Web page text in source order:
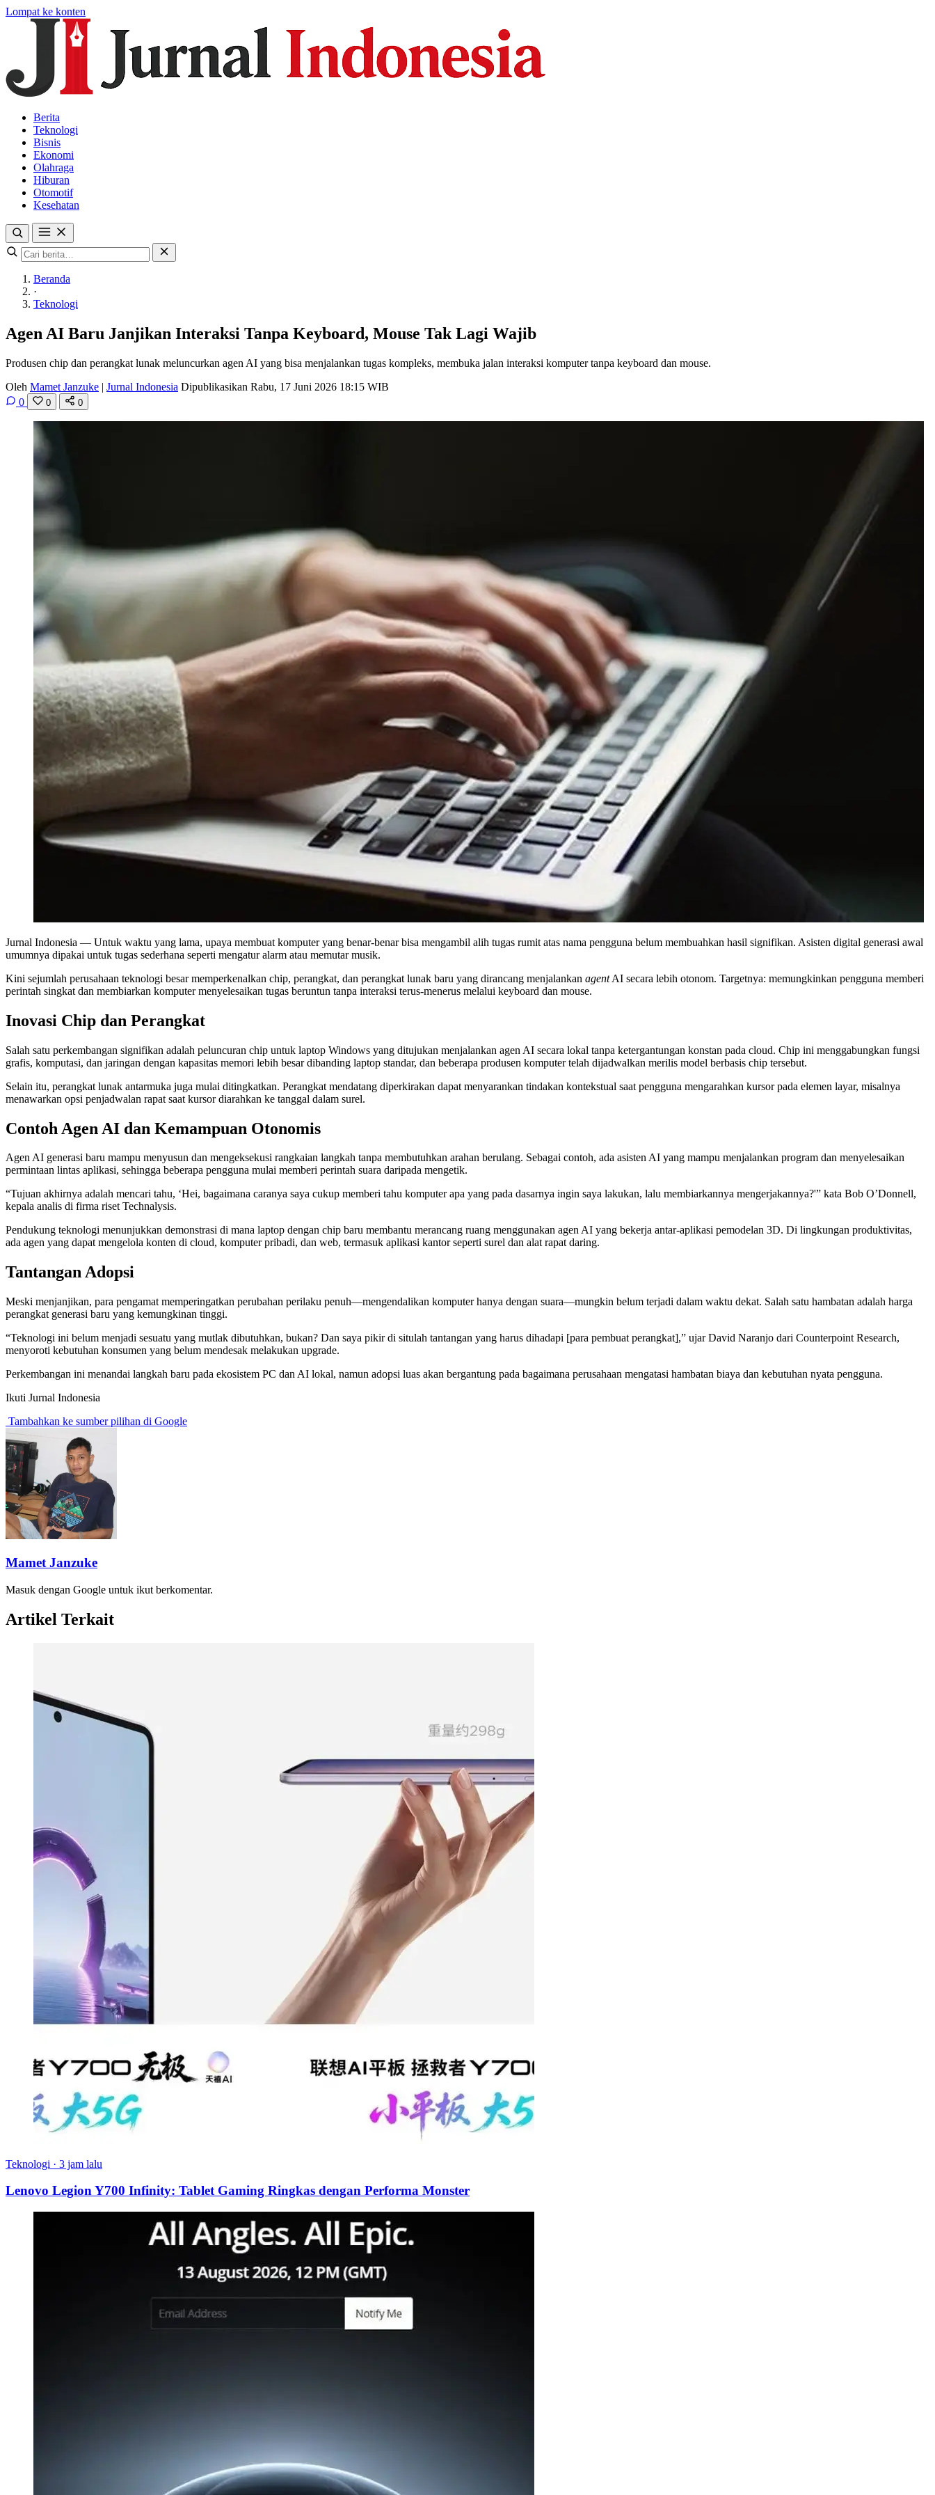
Lompat ke konten
Berita
Teknologi
Bisnis
Ekonomi
Olahraga
Hiburan
Otomotif
Kesehatan
Beranda
·
Teknologi
Agen AI Baru Janjikan Interaksi Tanpa Keyboard, Mouse Tak Lagi Wajib
Produsen chip dan perangkat lunak meluncurkan agen AI yang bisa menjalankan tugas kompleks, membuka jalan interaksi komputer tanpa keyboard dan mouse.
Oleh Mamet Janzuke | Jurnal Indonesia Dipublikasikan Rabu, 17 Juni 2026 18:15 WIB
0
0 0
Jurnal Indonesia — Untuk waktu yang lama, upaya membuat komputer yang benar-benar bisa mengambil alih tugas rumit atas nama pengguna belum membuahkan hasil signifikan. Asisten digital generasi awal
umumnya dipakai untuk tugas sederhana seperti mengatur alarm atau memutar musik.
Kini sejumlah perusahaan teknologi besar memperkenalkan chip, perangkat, dan perangkat lunak baru yang dirancang menjalankan agentAI secara lebih otonom. Targetnya: memungkinkan pengguna memberi
perintah singkat dan membiarkan komputer menyelesaikan tugas beruntun tanpa interaksi terus-menerus melalui keyboard dan mouse.
Inovasi Chip dan Perangkat
Salah satu perkembangan signifikan adalah peluncuran chip untuk laptop Windows yang ditujukan menjalankan agen AI secara lokal tanpa ketergantungan konstan pada cloud. Chip ini menggabungkan fungsi
grafis, komputasi, dan jaringan dengan kapasitas memori lebih besar dibanding laptop standar, dan beberapa produsen komputer telah dijadwalkan merilis model berbasis chip tersebut.
Selain itu, perangkat lunak antarmuka juga mulai ditingkatkan. Perangkat mendatang diperkirakan dapat menyarankan tindakan kontekstual saat pengguna mengarahkan kursor pada elemen layar, misalnya
menawarkan opsi penjadwalan rapat saat kursor diarahkan ke tanggal dalam surel.
Contoh Agen AI dan Kemampuan Otonomis
Agen AI generasi baru mampu menyusun dan mengeksekusi rangkaian langkah tanpa membutuhkan arahan berulang. Sebagai contoh, ada asisten AI yang mampu menjalankan program dan menyelesaikan
permintaan lintas aplikasi, sehingga beberapa pengguna mulai memberi perintah suara daripada mengetik.
“Tujuan akhirnya adalah mencari tahu, ‘Hei, bagaimana caranya saya cukup memberi tahu komputer apa yang pada dasarnya ingin saya lakukan, lalu membiarkannya mengerjakannya?'” kata Bob O’Donnell,
kepala analis di firma riset Technalysis.
Pendukung teknologi menunjukkan demonstrasi di mana laptop dengan chip baru membantu merancang ruang menggunakan agen AI yang bekerja antar-aplikasi pemodelan 3D. Di lingkungan produktivitas,
ada agen yang dapat mengelola konten di cloud, komputer pribadi, dan web, termasuk aplikasi kantor seperti surel dan alat rapat daring.
Tantangan Adopsi
Meski menjanjikan, para pengamat memperingatkan perubahan perilaku penuh—mengendalikan komputer hanya dengan suara—mungkin belum terjadi dalam waktu dekat. Salah satu hambatan adalah harga
perangkat generasi baru yang kemungkinan tinggi.
“Teknologi ini belum menjadi sesuatu yang mutlak dibutuhkan, bukan? Dan saya pikir di situlah tantangan yang harus dihadapi [para pembuat perangkat],” ujar David Naranjo dari Counterpoint Research,
menyoroti kebutuhan konsumen yang belum mendesak melakukan upgrade.
Perkembangan ini menandai langkah baru pada ekosistem PC dan AI lokal, namun adopsi luas akan bergantung pada bagaimana perusahaan mengatasi hambatan biaya dan kebutuhan nyata pengguna.
Ikuti Jurnal Indonesia
Tambahkan ke sumber pilihan di Google
Mamet Janzuke
Masuk dengan Google untuk ikut berkomentar.
Artikel Terkait
Teknologi · 3 jam lalu
Lenovo Legion Y700 Infinity: Tablet Gaming Ringkas dengan Performa Monster